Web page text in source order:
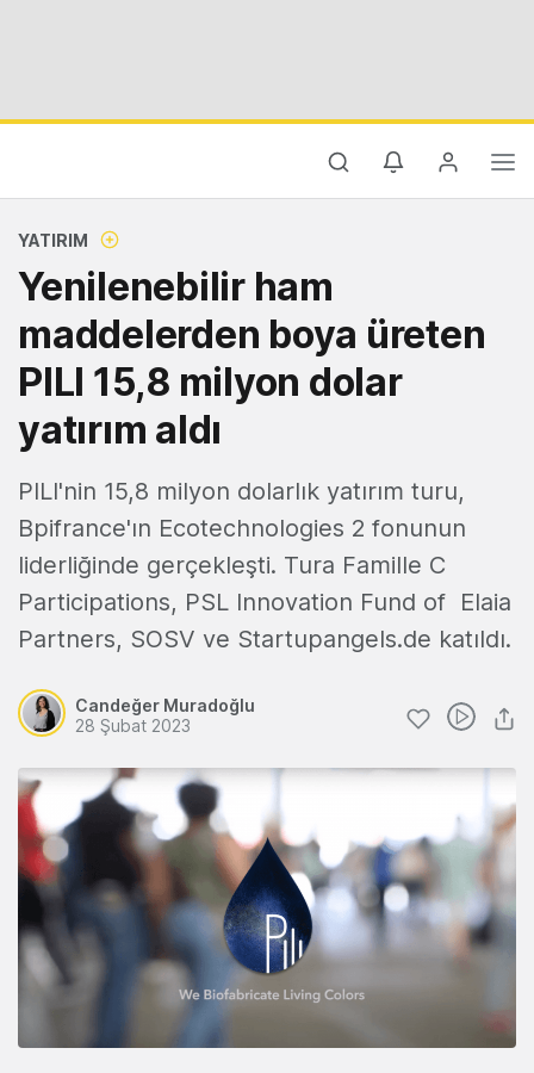
YATIRIM
Yenilenebilir ham
maddelerden boya üreten
PILI 15,8 milyon dolar
yatırım aldı
PILI'nin 15,8 milyon dolarlık yatırım turu,
Bpifrance'ın Ecotechnologies 2 fonunun
liderliğinde gerçekleşti. Tura Famille C
Participations, PSL Innovation Fund of Elaia
Partners, SOSV ve Startupangels.de katıldı.
Candeğer Muradoğlu
28 Şubat 2023